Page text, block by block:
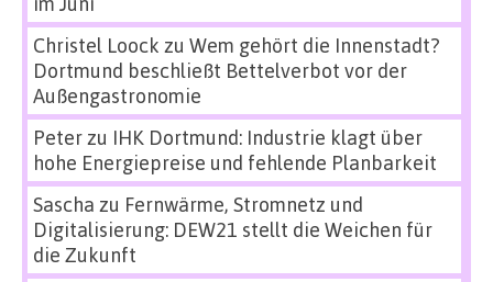
Christel Loock zu Wem gehört die Innenstadt?
Dortmund beschließt Bettelverbot vor der
Außengastronomie
Peterzu IHK Dortmund: Industrie klagt über
hohe Energiepreise und fehlende Planbarkeit
Sascha zu Fernwärme, Stromnetz und
Digitalisierung: DEW21 stellt die Weichen für
die Zukunft